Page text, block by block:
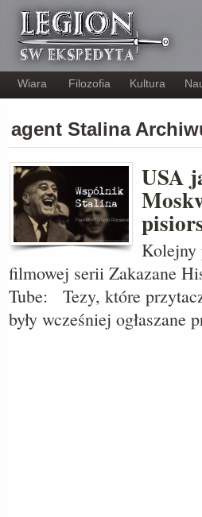
Wiara Filozofia Kultura
agent Stalina
USA
Kolejny
filmowej serii Zakazane
Tube: Tezy, które
były wcześniej